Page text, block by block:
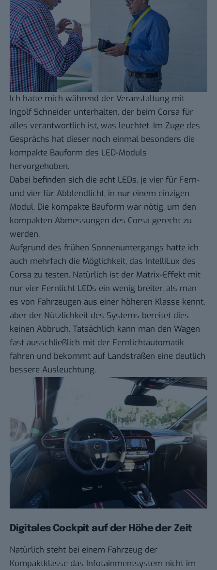
Ich hatte mich während der Veranstaltung mit
Ingolf Schneider unterhalten, der beim Corsa für
alles verantwortlich ist, was leuchtet. Im Zuge des
Gesprächs hat dieser noch einmal besonders die
kompakte Bauform des LED-Moduls
hervorgehoben.
Dabei befinden sich die acht LEDs, je vier für Fern-
und vier für Abblendlicht, in nur einem einzigen
Modul. Die kompakte Bauform war nötig, um den
kompakten Abmessungen des Corsa gerecht zu
werden.
Aufgrund des frühen Sonnenuntergangs hatte ich
auch mehrfach die Möglichkeit, das IntelliLux des
Corsa zu testen. Natürlich ist der Matrix-Effekt mit
nur vier Fernlicht LEDs ein wenig breiter, als man
es von Fahrzeugen aus einer höheren Klasse kennt,
aber der Nützlichkeit des Systems bereitet dies
keinen Abbruch. Tatsächlich kann man den Wagen
fast ausschließlich mit der Fernlichtautomatik
fahren und bekommt auf Landstraßen eine deutlich
bessere Ausleuchtung.
Digitales Cockpit auf der Höhe der Zeit
Natürlich steht bei einem Fahrzeug der
Kompaktklasse das Infotainmentsystem nicht im